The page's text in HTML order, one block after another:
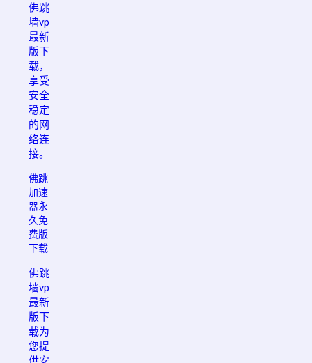
佛跳
墙vp
最新
版下
载，
享受
安全
稳定
的网
络连
接。
佛跳
加速
器永
久免
费版
下载
佛跳
墙vp
最新
版下
载为
您提